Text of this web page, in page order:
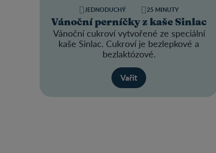
Vánoční perníčky z kaše Sinlac
Vánoční cukroví vytvořené ze speciální
kaše Sinlac. Cukroví je bezlepkové a
bezlaktózové.
JEDNODUCHÝ 25 MINUTY
Vařit